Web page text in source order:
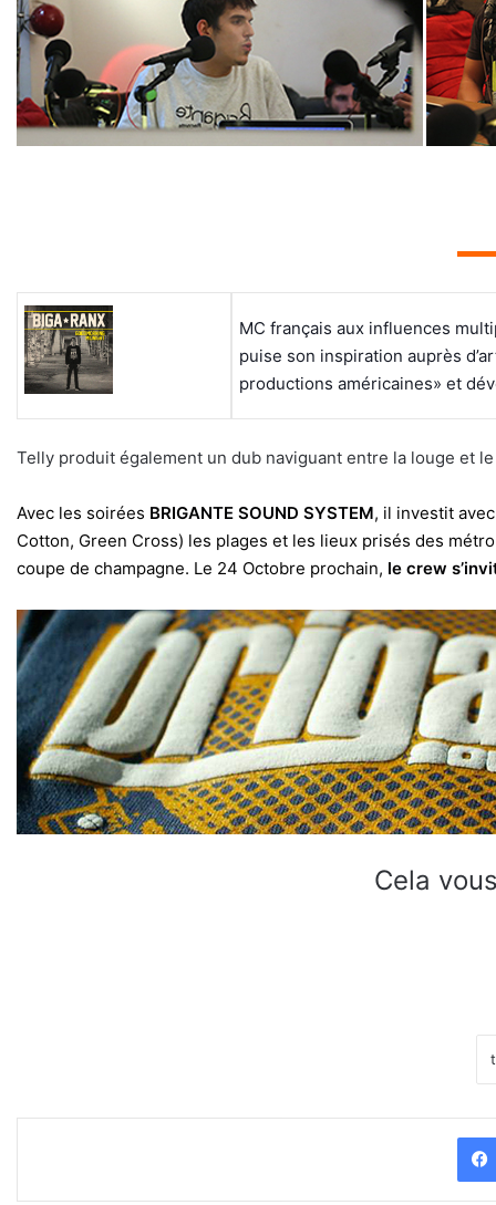
MC français aux influences
puise son inspiration auprès
productions américaines» et
Telly produit également un dub naviguant entre la louge et
Avec les soirées BRIGANTE SOUND SYSTEM, il investit
Cotton, Green Cross) les plages et les lieux prisés des
coupe de champagne. Le 24 Octobre prochain, le crew
Cela